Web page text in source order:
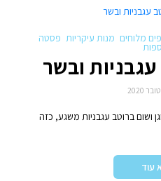
מלוחים מנות עיקריות פסטה
ובשר
ושום ברוטב עגבניות משגע, כזה
עוד